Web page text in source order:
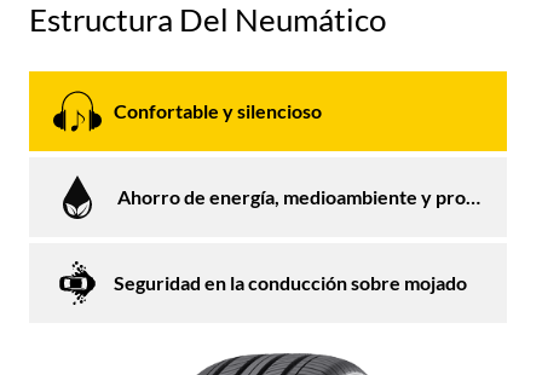
Estructura Del Neumático
Confortable y silencioso
Ahorro de energía, medioambiente y protección
Seguridad en la conducción sobre mojado